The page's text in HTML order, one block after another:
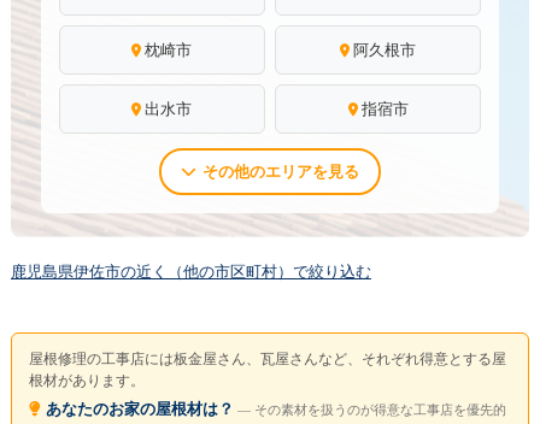
枕崎市 阿久根市
出水市 指宿市
その他のエリアを見る
鹿児島県伊佐市の近く（他の市区町村）で絞り込む
屋根修理の工事店には板金屋さん、瓦屋さんなど、それぞれ得意とする屋
根材があります。
あなたのお家の屋根材は？ ― その素材を扱うのが得意な工事店を優先的